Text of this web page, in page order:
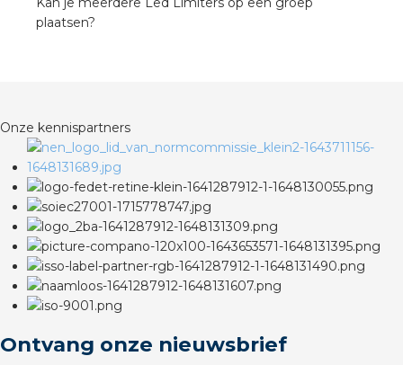
plaatsen?
Onze kennispartners
Ontvang onze nieuwsbrief